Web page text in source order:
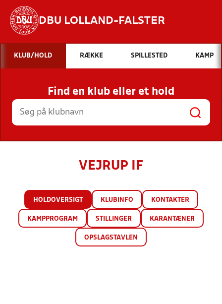
DBU LOLLAND-FALSTER
Hvad vil du søge efter?
INDHOLD OG NYHEDER
STILLINGER, RESULTATER, KLUBBER OG
HOLD
KLUB/HOLD RÆKKE SPILLESTED KAMP
Find en klub eller et hold
VEJRUP IF
HOLDOVERSIGT KLUBINFO KONTAKTER
KAMPPROGRAM STILLINGER KARANTÆNER
OPSLAGSTAVLEN